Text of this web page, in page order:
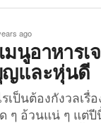
บ ๆ ด้านนอกแค่
นเรื่องนี้จะไม่ค่อ
าไหร่ เพราะตั้งแ
ละ 10 บาท มา
บจนแทบจะวาร์ป
ๆ ไปแก้มือ! เรา
กต่อไป! เราจะต้อ
ago
มนูอาหาร
ญและหุ่นดี
รเป็นต้องกังวลเ
ๆ อ้วนแน่ ๆ แต่